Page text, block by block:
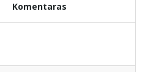
Komentaras